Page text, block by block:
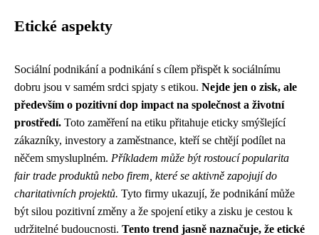
Etické aspekty
Sociální podnikání a podnikání s cílem přispět k sociálnímu
dobru jsou v samém srdci spjaty s etikou. Nejde jen o zisk, ale
především o pozitivní dop impact na společnost a životní
prostředí. Toto zaměření na etiku přitahuje eticky smýšlející
zákazníky, investory a zaměstnance, kteří se chtějí podílet na
něčem smysluplném. Příkladem může být rostoucí popularita
fair trade produktů nebo firem, které se aktivně zapojují do
charitativních projektů. Tyto firmy ukazují, že podnikání může
být silou pozitivní změny a že spojení etiky a zisku je cestou k
udržitelné budoucnosti. Tento trend jasně naznačuje, že etické